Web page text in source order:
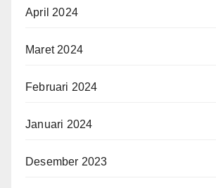
April 2024
Maret 2024
Februari 2024
Januari 2024
Desember 2023